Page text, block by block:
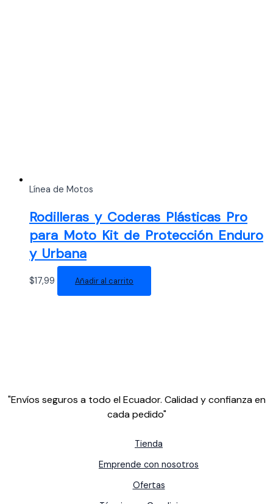
Línea de Motos
Rodilleras y Coderas Plásticas Pro
para Moto Kit de Protección Enduro
y Urbana
$17,99 Añadir al carrito
"Envíos seguros a todo el Ecuador. Calidad y confianza en
cada pedido"
Tienda
Emprende con nosotros
Ofertas